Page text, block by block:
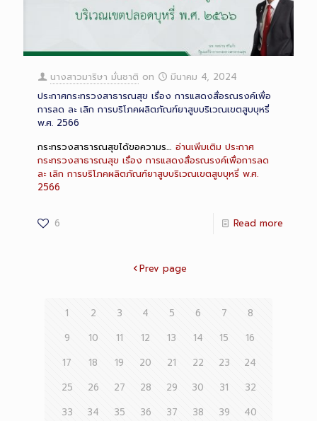
นางสาวมาริษา มั่นชาติ on
มีนาคม 4, 2024
ประกาศกระทรวงสาธารณสุข เรื่อง การแสดงสื่อรณรงค์เพื่อ
การลด ละ เลิก การบริโภคผลิตภัณฑ์ยาสูบบริเวณเขตสูบบุหรี่
พ.ศ. 2566
กระทรวงสาธารณสุขได้ขอความร… อ่านเพิ่มเติม ประกาศ
กระทรวงสาธารณสุข เรื่อง การแสดงสื่อรณรงค์เพื่อการลด
ละ เลิก การบริโภคผลิตภัณฑ์ยาสูบบริเวณเขตสูบบุหรี่ พ.ศ.
2566
6 Read more
Prev page
1 2 3 4 5 6 7
8
9
10 11 12 13 14 15
16
17
18 19 20 21 22 23
24
25
26 27 28 29 30 31
32
33
34 35 36 37 38 39
40